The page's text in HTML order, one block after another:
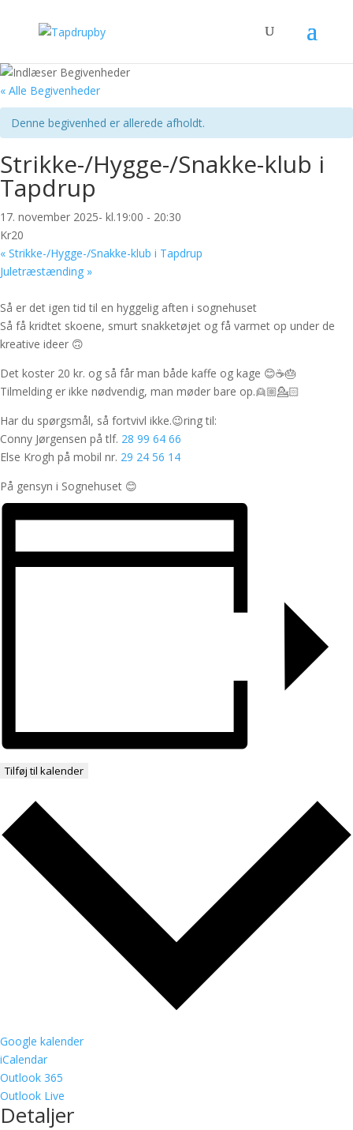
« Alle Begivenheder
Denne begivenhed er allerede afholdt.
Strikke-/Hygge-/Snakke-klub i
Tapdrup
17. november 2025- kl.19:00 - 20:30
Kr20
« Strikke-/Hygge-/Snakke-klub i Tapdrup
Juletræstænding »
Så er det igen tid til en hyggelig aften i sognehuset
Så få kridtet skoene, smurt snakketøjet og få varmet op under de
kreative ideer 🙃
Det koster 20 kr. og så får man både kaffe og kage 😊☕️🎂
Tilmelding er ikke nødvendig, man møder bare op.👱🏼💁🏻
Har du spørgsmål, så fortvivl ikke.😉ring til:
Conny Jørgensen på tlf. 28 99 64 66
Else Krogh på mobil nr. 29 24 56 14
På gensyn i Sognehuset 😊
Tilføj til kalender
Google kalender
iCalendar
Outlook 365
Outlook Live
Detaljer